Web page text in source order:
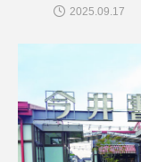
2025.09.17